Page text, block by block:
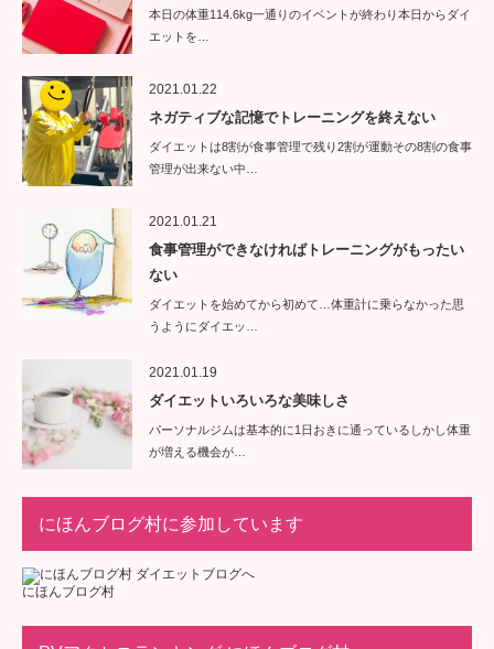
本日の体重114.6kg一通りのイベントが終わり本日からダイ
エットを…
2021.01.22
ネガティブな記憶でトレーニングを終えない
ダイエットは8割が食事管理で残り2割が運動その8割の食事
管理が出来ない中…
2021.01.21
食事管理ができなければトレーニングがもったい
ない
ダイエットを始めてから初めて…体重計に乗らなかった思
うようにダイエッ…
2021.01.19
ダイエットいろいろな美味しさ
パーソナルジムは基本的に1日おきに通っているしかし体重
が増える機会が…
にほんブログ村に参加しています
にほんブログ村